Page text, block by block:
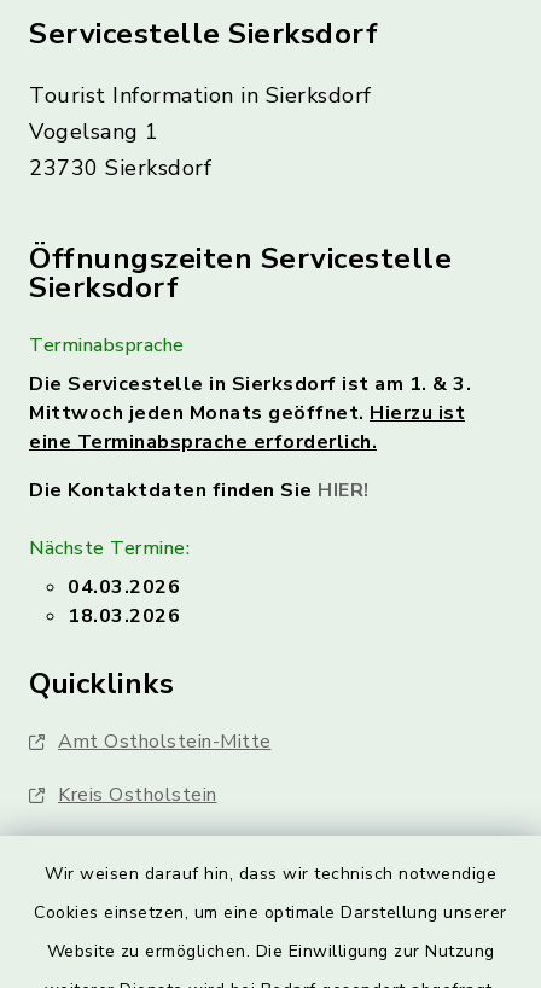
Wir weisen darauf hin, dass wir technisch notwendige
Cookies einsetzen, um eine optimale Darstellung unserer
Website zu ermöglichen. Die Einwilligung zur Nutzung
Servicestelle Sierksdorf
Tourist Information in Sierksdorf
Vogelsang 1
23730 Sierksdorf
Öffnungszeiten Servicestelle
Sierksdorf
Terminabsprache
Die Servicestelle in Sierksdorf ist am 1. & 3.
Mittwoch jeden Monats geöffnet. Hierzu ist
eine Terminabsprache erforderlich.
Die Kontaktdaten finden Sie HIER!
Nächste Termine:
04.03.2026
18.03.2026
Quicklinks
Amt Ostholstein-Mitte
Kreis Ostholstein